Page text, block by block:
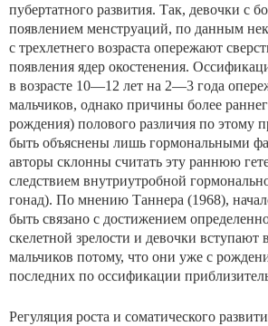
пубертатного развития. Так, девочки с
появлением менструаций, по данным
с трехлетнего возраста опережают
появления ядер окостенения.
в возрасте 10—12 лет на 2—3 года
мальчиков, однако причины более
рождения) полового различия по этому
быть объяснены лишь гормональными
авторы склонны считать эту ран­нюю
следствием внутриутробной
гонад). По мнению Таннера (1968),
быть связано с достижением
скелетной зрелости и девочки вступа­ют
мальчиков потому, что они уже с
последних по оссификации
Регуляция роста и соматического